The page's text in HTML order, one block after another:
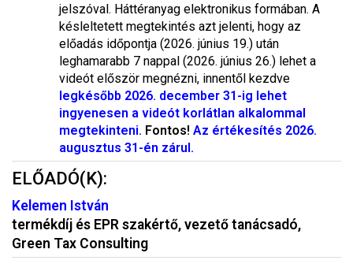
jelszóval. Háttéranyag elektronikus formában. A
késleltetett megtekintés azt jelenti, hogy az
előadás időpontja (2026. június 19.) után
leghamarabb 7 nappal (2026. június 26.) lehet a
videót először megnézni, innentől kezdve
legkésőbb 2026. december 31-ig lehet
ingyenesen a videót korlátlan alkalommal
megtekinteni. Fontos! Az értékesítés 2026.
augusztus 31-én zárul.
ELŐADÓ(K):
Kelemen István
termékdíj és EPR szakértő, vezető tanácsadó,
Green Tax Consulting